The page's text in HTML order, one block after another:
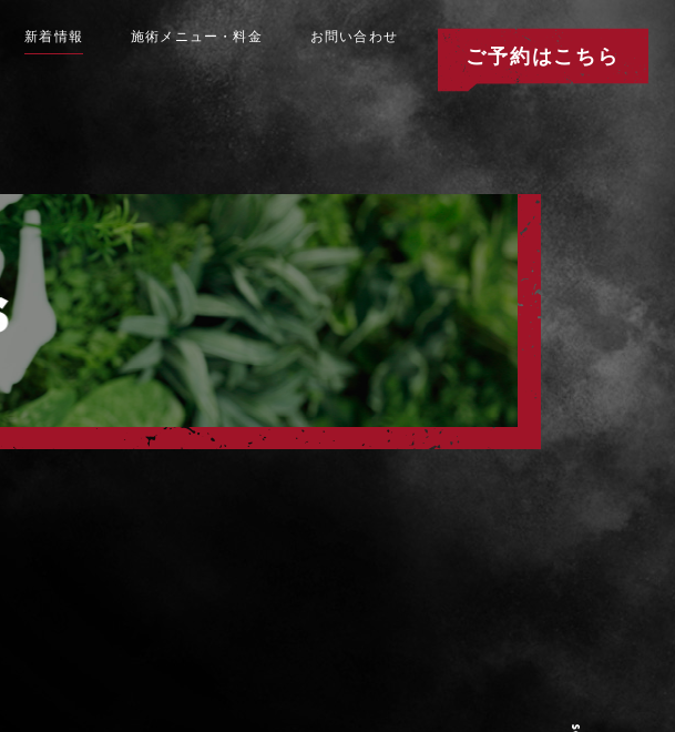
新着情報 施術メニュー・料金 お問い合わせ
ご予約はこちら